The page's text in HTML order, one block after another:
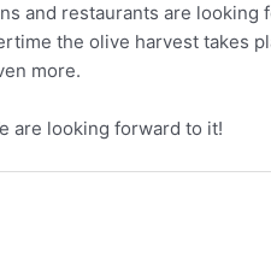
and restaurants are
the olive harvest takes
more.
are looking forward to it!